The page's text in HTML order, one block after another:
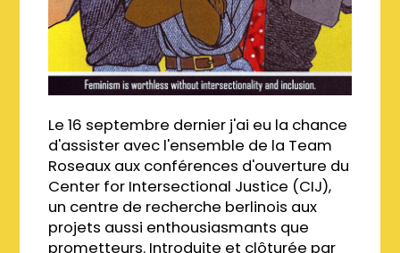
Le 16 septembre dernier j'ai eu la chance
d'assister avec l'ensemble de la Team
Roseaux aux conférences d'ouverture du
Center for Intersectional Justice (CIJ),
un centre de recherche berlinois aux
projets aussi enthousiasmants que
prometteurs. Introduite et clôturée par